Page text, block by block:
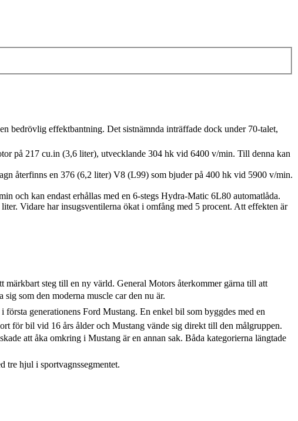
bedrövlig effektbantning. Det sistnämnda inträffade dock under 70-talet,
på 217 cu.in (3,6 liter), utvecklande 304 hk vid 6400 v/min. Till denna kan
återfinns en 376 (6,2 liter) V8 (L99) som bjuder på 400 hk vid 5900 v/min.
och kan endast erhållas med en 6-stegs Hydra-Matic 6L80 automatlåda.
Vidare har insugsventilerna ökat i omfång med 5 procent. Att effekten är
märkbart steg till en ny värld. General Motors återkommer gärna till att
som den moderna muscle car den nu är.
i första generationens Ford Mustang. En enkel bil som byggdes med en
för bil vid 16 års ålder och Mustang vände sig direkt till den målgruppen.
att åka omkring i Mustang är en annan sak. Båda kategorierna längtade
hjul i sportvagnssegmentet.